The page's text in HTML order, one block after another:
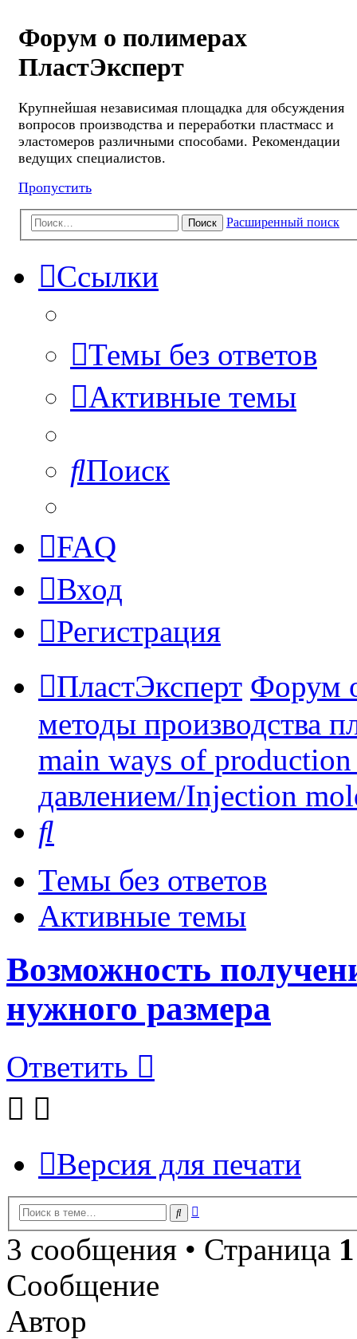
Форум о полимерах
ПластЭксперт
Крупнейшая независимая площадка для обсуждения
вопросов производства и переработки пластмасс и
эластомеров различными способами. Рекомендации
ведущих специалистов.
Пропустить
Поиск Расширенный поиск
Ссылки
Темы без ответов
Активные темы
Поиск
FAQ
Вход
Регистрация
ПластЭксперт Форум
методы производства
main ways of
давлением/Injection
Темы без ответов
Активные темы
Возможность
нужного размера
Ответить
Версия для печати
Поиск
3 сообщения • Страница 1
Сообщение
Автор